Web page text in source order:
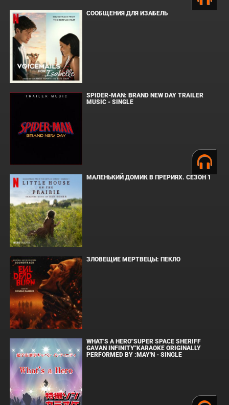
СООБЩЕНИЯ ДЛЯ ИЗАБЕЛЬ
SPIDER-MAN: BRAND NEW DAY TRAILER
MUSIC - SINGLE
МАЛЕНЬКИЙ ДОМИК В ПРЕРИЯХ. СЕЗОН 1
ЗЛОВЕЩИЕ МЕРТВЕЦЫ: ПЕКЛО
WHAT'S A HERO"SUPER SPACE SHERIFF
GAVAN INFINITY"KARAOKE ORIGINALLY
PERFORMED BY :MAY'N - SINGLE